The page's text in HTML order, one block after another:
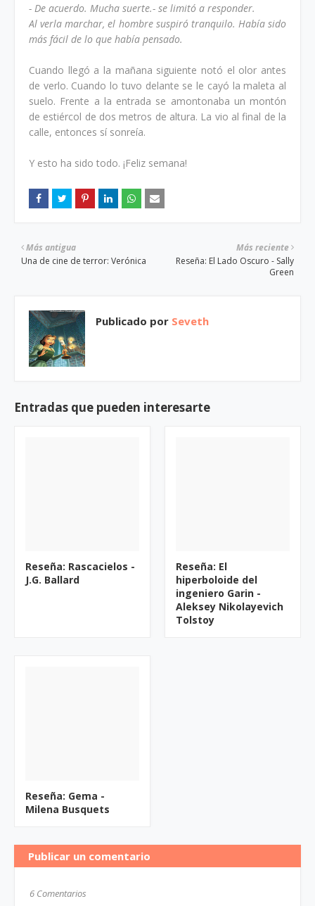
- De acuerdo. Mucha suerte.- se limitó a responder.
Al verla marchar, el hombre suspiró tranquilo. Había sido
más fácil de lo que había pensado.
Cuando llegó a la mañana siguiente notó el olor antes
de verlo. Cuando lo tuvo delante se le cayó la maleta al
suelo. Frente a la entrada se amontonaba un montón
de estiércol de dos metros de altura. La vio al final de la
calle, entonces sí sonreía.
Y esto ha sido todo. ¡Feliz semana!
Más reciente
Reseña: El Lado Oscuro - Sally
Green
Más antigua
Una de cine de terror: Verónica
Publicado por Seveth
Entradas que pueden interesarte
Reseña: Rascacielos -
J.G. Ballard
Reseña: El
hiperboloide del
ingeniero Garin -
Aleksey Nikolayevich
Tolstoy
Reseña: Gema -
Milena Busquets
Publicar un comentario
6 Comentarios